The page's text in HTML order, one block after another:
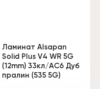
Ламинат Alsapan
Solid Plus V4 WR 5G
(12mm) 33кл/АС6 Дуб
пралин (535 5G)